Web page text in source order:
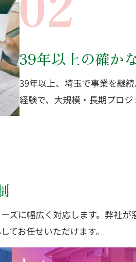
39年以上の確か
39年以上、埼玉で事業を継
経験で、大規模・長期プロジ
ズに幅広く対応します。弊社が
てお任せいただけます。